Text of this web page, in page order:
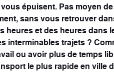
épuisent. Pas moyen
sans vous retrouver
heures et des heures dans
interminables trajets ?
ou avoir plus de temps
le plus rapide en ville